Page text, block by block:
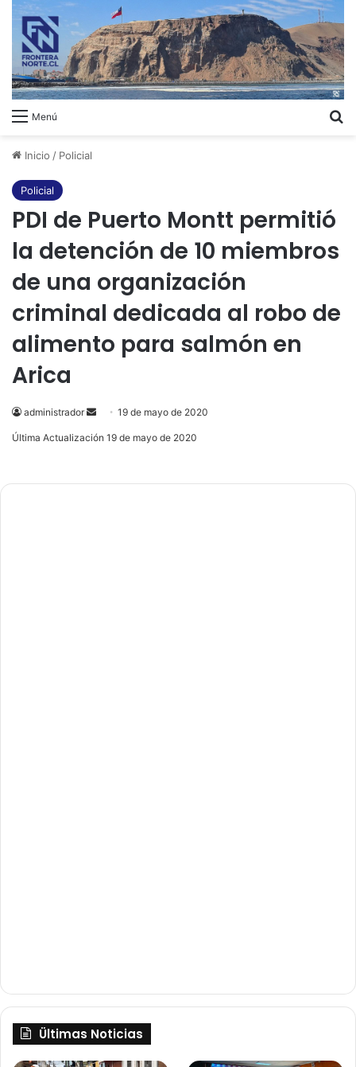
Menú
Inicio / Policial
Policial
PDI de Puerto Montt permitió
la detención de 10 miembros
de una organización
criminal dedicada al robo de
alimento para salmón en
Arica
administrador
Send
an
19 de mayo de 2020
Última Actualización 19 de mayo de 2020
Ültimas Noticias